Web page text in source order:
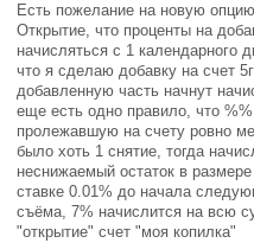
Есть пожелание на новую
Открытие, что проценты на
начисляться с 1 календарного
что я сделаю добавку на счет
добавленную часть начнут
еще есть одно правило, что
пролежавшую на счету ровно
было хоть 1 снятие, тогда
неснижаемый остаток в
ставке 0.01% до начала
съёма, 7% начислится на всю
"открытие" счет "моя копилка"